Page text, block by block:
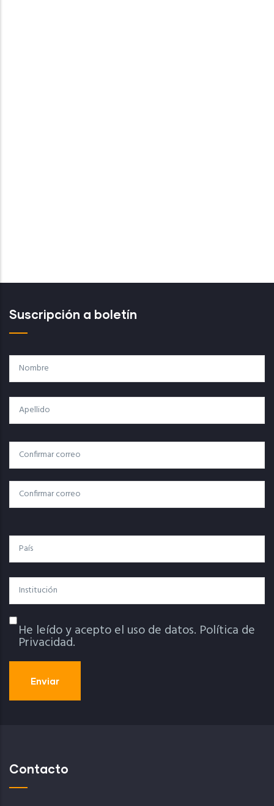
Suscripción a boletín
Nombre
Apellido
Correo
Electrónico
Correo Electrónico
Confirmar Correo
País
Institución
Política De Privacidad
He leído y acepto el uso de datos. Política de
Privacidad.
Contacto